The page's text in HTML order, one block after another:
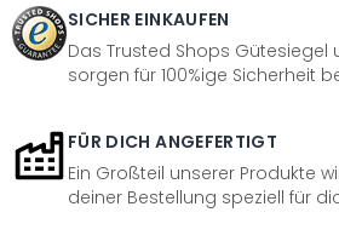
SICHER EINKAUFEN
Das Trusted Shops Gütesiegel
sorgen für 100%ige Sicherheit
FÜR DICH ANGEFERTIGT
Ein Großteil unserer Produkte
deiner Bestellung speziell für